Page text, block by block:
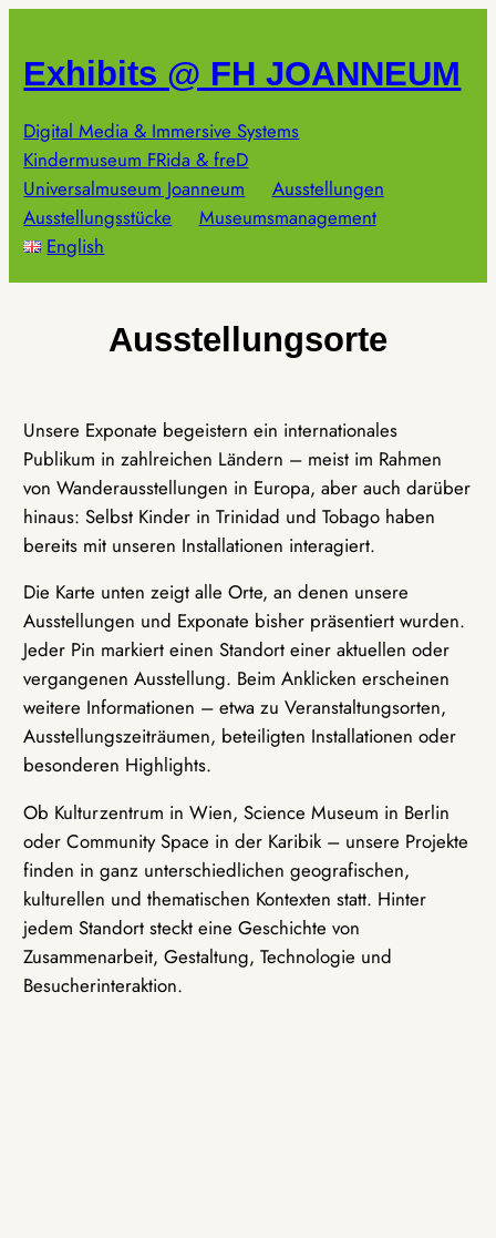
springen
Exhibits @ FH JOANNEUM
Digital Media & Immersive Systems
Kindermuseum FRida & freD
Universalmuseum Joanneum
Ausstellungen
Ausstellungsstücke
Museumsmanagement
English
Ausstellungsorte
Unsere Exponate begeistern ein internationales
Publikum in zahlreichen Ländern – meist im Rahmen
von Wanderausstellungen in Europa, aber auch darüber
hinaus: Selbst Kinder in Trinidad und Tobago haben
bereits mit unseren Installationen interagiert.
Die Karte unten zeigt alle Orte, an denen unsere
Ausstellungen und Exponate bisher präsentiert wurden.
Jeder Pin markiert einen Standort einer aktuellen oder
vergangenen Ausstellung. Beim Anklicken erscheinen
weitere Informationen – etwa zu Veranstaltungsorten,
Ausstellungszeiträumen, beteiligten Installationen oder
besonderen Highlights.
Ob Kulturzentrum in Wien, Science Museum in Berlin
oder Community Space in der Karibik – unsere Projekte
finden in ganz unterschiedlichen geografischen,
kulturellen und thematischen Kontexten statt. Hinter
jedem Standort steckt eine Geschichte von
Zusammenarbeit, Gestaltung, Technologie und
Besucherinteraktion.